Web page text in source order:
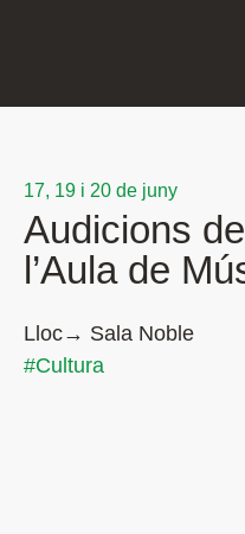
17, 19 i 20 de juny
Audicions
l’Aula de
Lloc→ Sala Noble
#Cultura